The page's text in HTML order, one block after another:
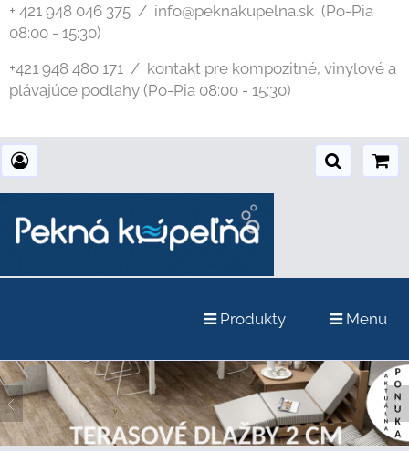
+ 421 948 046 375 / info@peknakupelna.sk (Po-Pia
08:00 - 15:30)
+421 948 480 171 / kontakt pre kompozitné, vinylové a
plávajúce podlahy (Po-Pia 08:00 - 15:30)
Produkty Menu